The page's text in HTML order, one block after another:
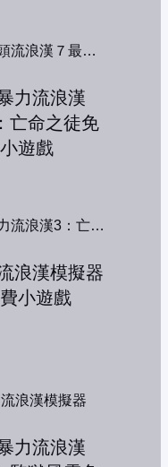
街頭流浪漢７最終章
暴力流浪漢3：亡命之徒
流浪漢模擬器